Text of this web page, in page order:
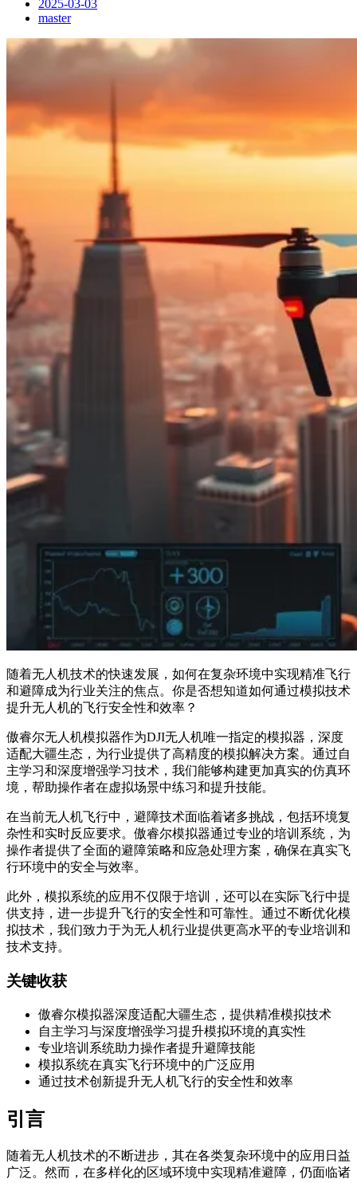
2025-03-03
master
随着无人机技术的快速发展，如何在复杂环境中实现精准飞行
和避障成为行业关注的焦点。你是否想知道如何通过模拟技术
提升无人机的飞行安全性和效率？
傲睿尔无人机模拟器作为DJI无人机唯一指定的模拟器，深度
适配大疆生态，为行业提供了高精度的模拟解决方案。通过自
主学习和深度增强学习技术，我们能够构建更加真实的仿真环
境，帮助操作者在虚拟场景中练习和提升技能。
在当前无人机飞行中，避障技术面临着诸多挑战，包括环境复
杂性和实时反应要求。傲睿尔模拟器通过专业的培训系统，为
操作者提供了全面的避障策略和应急处理方案，确保在真实飞
行环境中的安全与效率。
此外，模拟系统的应用不仅限于培训，还可以在实际飞行中提
供支持，进一步提升飞行的安全性和可靠性。通过不断优化模
拟技术，我们致力于为无人机行业提供更高水平的专业培训和
技术支持。
关键收获
傲睿尔模拟器深度适配大疆生态，提供精准模拟技术
自主学习与深度增强学习提升模拟环境的真实性
专业培训系统助力操作者提升避障技能
模拟系统在真实飞行环境中的广泛应用
通过技术创新提升无人机飞行的安全性和效率
引言
随着无人机技术的不断进步，其在各类复杂环境中的应用日益
广泛。然而，在多样化的区域环境中实现精准避障，仍面临诸